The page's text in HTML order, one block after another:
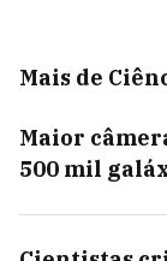
Mais de
Maior
500 mil